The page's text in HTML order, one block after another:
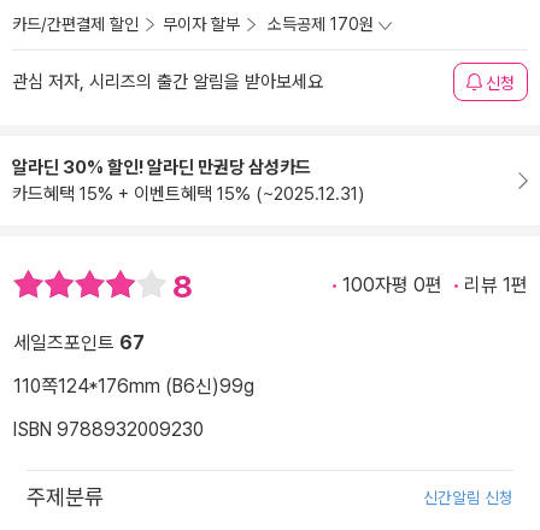
카드/간편결제 할인 무이자 할부 소득공제 170원
관심 저자, 시리즈의 출간 알림을 받아보세요 신청
알라딘 30% 할인! 알라딘 만권당 삼성카드
카드혜택 15% + 이벤트혜택 15% (~2025.12.31)
8 100자평 0편 리뷰 1편
세일즈포인트 67
110쪽124*176mm (B6신)99g
ISBN 9788932009230
주제분류 신간알림 신청